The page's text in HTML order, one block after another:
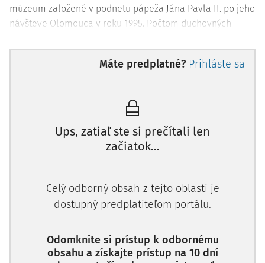
múzeum založené v podnetu pápeža Jána Pavla II. po jeho
návšteve Olomouca v roku 1995. Počtom duchovných
Máte predplatné? Prihláste sa
Ups, zatiaľ ste si prečítali len
začiatok...
Celý odborný obsah z tejto oblasti je
dostupný predplatiteľom portálu.
Odomknite si prístup k odbornému
obsahu a získajte prístup na 10 dní